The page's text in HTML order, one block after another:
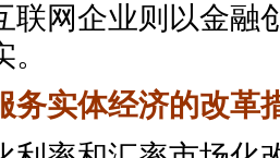
联网企业则以金融
实体经济的改革